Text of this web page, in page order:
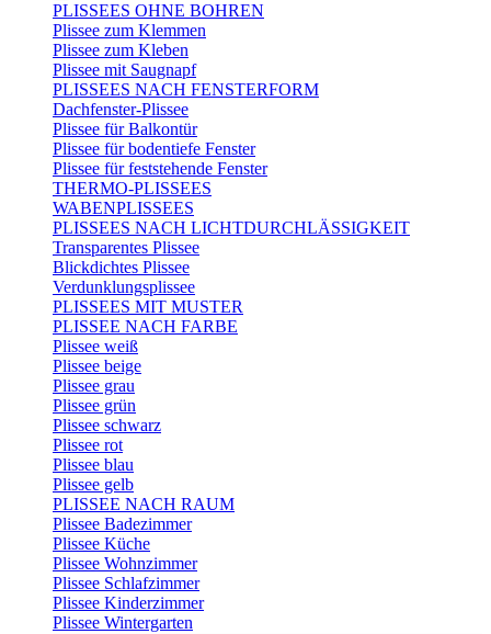
PLISSEES OHNE BOHREN
Plissee zum Klemmen
Plissee zum Kleben
Plissee mit Saugnapf
PLISSEES NACH FENSTERFORM
Dachfenster-Plissee
Plissee für Balkontür
Plissee für bodentiefe Fenster
Plissee für feststehende Fenster
THERMO-PLISSEES
WABENPLISSEES
PLISSEES NACH LICHTDURCHLÄSSIGKEIT
Transparentes Plissee
Blickdichtes Plissee
Verdunklungsplissee
PLISSEES MIT MUSTER
PLISSEE NACH FARBE
Plissee weiß
Plissee beige
Plissee grau
Plissee grün
Plissee schwarz
Plissee rot
Plissee blau
Plissee gelb
PLISSEE NACH RAUM
Plissee Badezimmer
Plissee Küche
Plissee Wohnzimmer
Plissee Schlafzimmer
Plissee Kinderzimmer
Plissee Wintergarten